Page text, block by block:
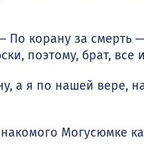
корану за смерть
поэтому, брат, все
а я по нашей вере,
Могусюмке